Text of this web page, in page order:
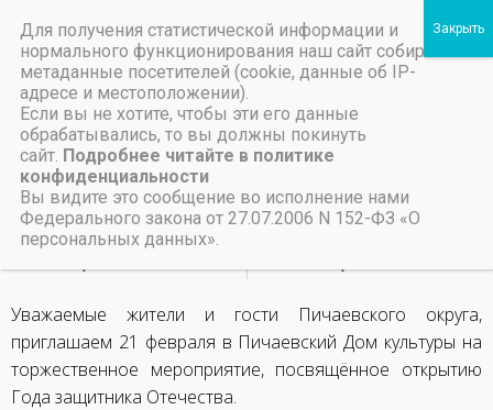
Пичаевский дом культуры
День защитника
Отечества
18 февраля, 2025
НАЗАД
Уважаемые жители и гости Пичаевского округа,
приглашаем 21 февраля в Пичаевский Дом культуры на
торжественное мероприятие, посвящённое открытию
Года защитника Отечества.
Для получения статистической информации и
нормального функционирования наш сайт собирает
метаданные посетителей (cookie, данные об IP-
адресе и местоположении).
Если вы не хотите, чтобы эти его данные
обрабатывались, то вы должны покинуть
сайт. Подробнее читайте в политике
конфиденциальности
Вы видите это сообщение во исполнение нами
Федерального закона от 27.07.2006 N 152-ФЗ «О
персональных данных».